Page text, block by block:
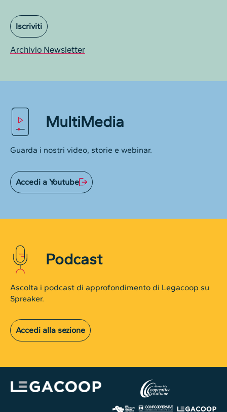
Iscriviti
Archivio Newsletter
MultiMedia
Guarda i nostri video, storie e webinar.
Accedi a Youtube
Podcast
Ascolta i podcast di approfondimento di Legacoop su
Spreaker.
Accedi alla sezione